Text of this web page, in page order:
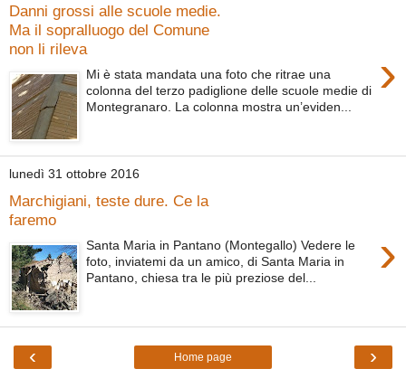
Danni grossi alle scuole medie.
Ma il sopralluogo del Comune
non li rileva
›
Mi è stata mandata una foto che ritrae una
colonna del terzo padiglione delle scuole medie di
Montegranaro. La colonna mostra un’eviden...
lunedì 31 ottobre 2016
Marchigiani, teste dure. Ce la
faremo
›
Santa Maria in Pantano (Montegallo) Vedere le
foto, inviatemi da un amico, di Santa Maria in
Pantano, chiesa tra le più preziose del...
‹ ›
Home page